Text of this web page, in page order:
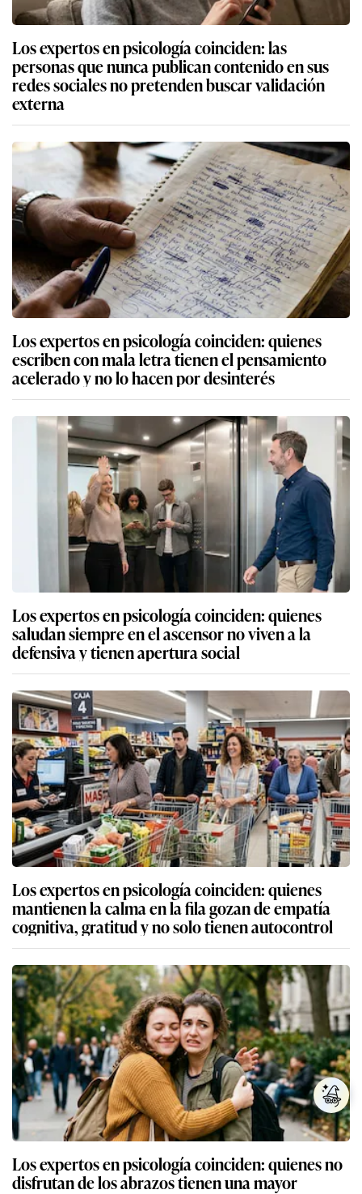
Los expertos en psicología coinciden: las
personas que nunca publican contenido en sus
redes sociales no pretenden buscar validación
externa
Los expertos en psicología coinciden: quienes
escriben con mala letra tienen el pensamiento
acelerado y no lo hacen por desinterés
Los expertos en psicología coinciden: quienes
saludan siempre en el ascensor no viven a la
defensiva y tienen apertura social
Los expertos en psicología coinciden: quienes
mantienen la calma en la fila gozan de empatía
cognitiva, gratitud y no solo tienen autocontrol
Los expertos en psicología coinciden: quienes no
disfrutan de los abrazos tienen una mayor